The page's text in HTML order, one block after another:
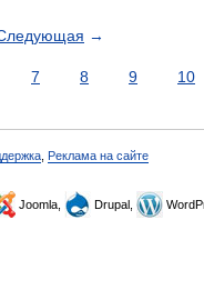
→
7 8 9 10
Реклама на сайте
Joomla, Drupal,